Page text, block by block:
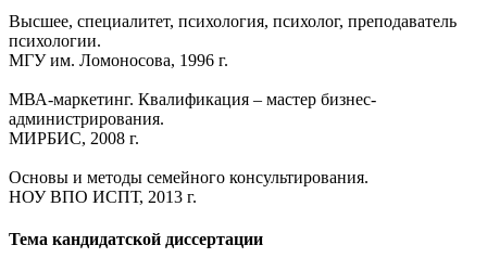
Высшее, специалитет, психология, психолог, преподаватель
психологии.
МГУ им. Ломоносова, 1996 г.
МВА-маркетинг. Квалификация – мастер бизнес-
администрирования.
МИРБИС, 2008 г.
Основы и методы семейного консультирования.
НОУ ВПО ИСПТ, 2013 г.
Тема кандидатской диссертации